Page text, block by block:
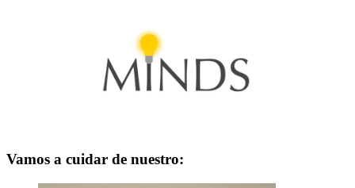
Vamos a cuidar de nuestro: